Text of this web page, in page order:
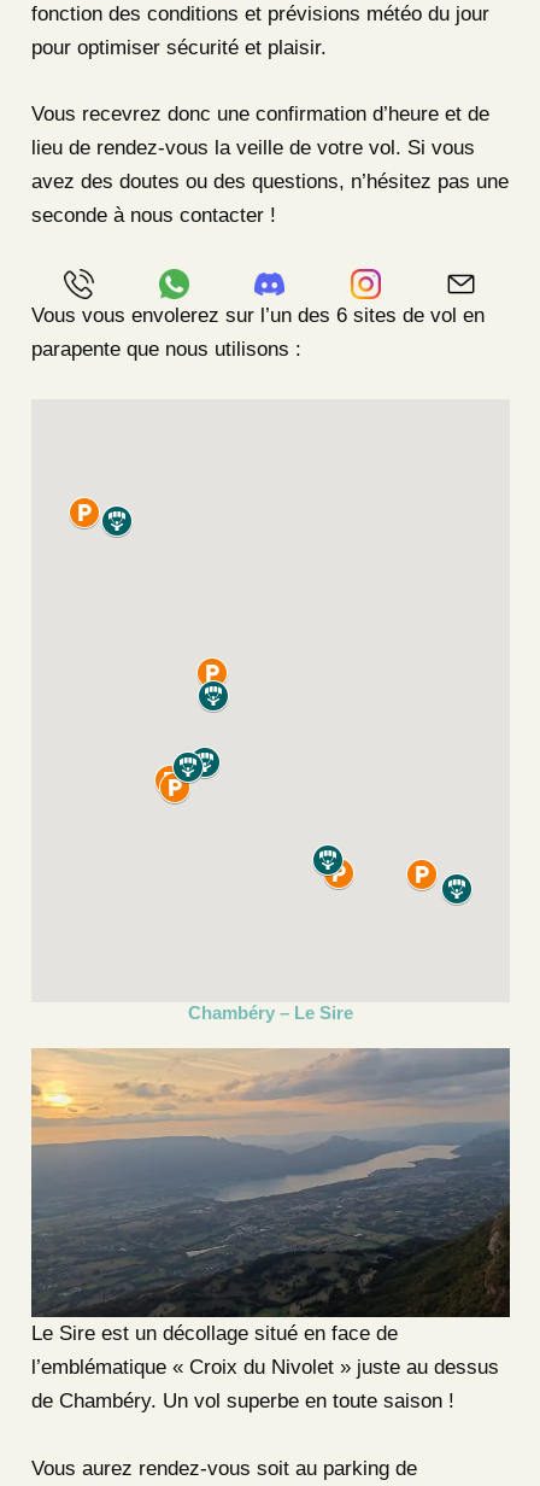
fonction des conditions et prévisions météo du jour
pour optimiser sécurité et plaisir.
Vous recevrez donc une confirmation d’heure et de
lieu de rendez-vous la veille de votre vol. Si vous
avez des doutes ou des questions, n’hésitez pas une
seconde à nous contacter !
Vous vous envolerez sur l’un des 6 sites de vol en
parapente que nous utilisons :
Chambéry – Le Sire
Le Sire est un décollage situé en face de
l’emblématique « Croix du Nivolet » juste au dessus
de Chambéry. Un vol superbe en toute saison !
Vous aurez rendez-vous soit au parking de